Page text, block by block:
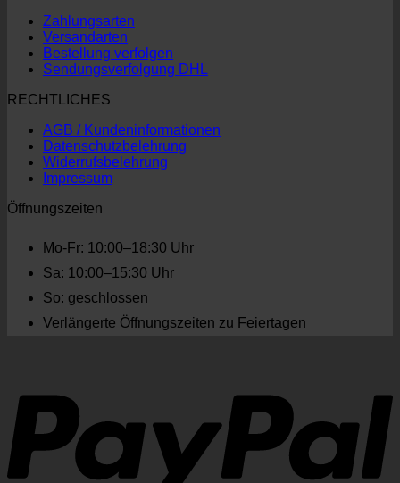
Zahlungsarten
Versandarten
Bestellung verfolgen
Sendungsverfolgung DHL
RECHTLICHES
AGB / Kundeninformationen
Datenschutzbelehrung
Widerrufsbelehrung
Impressum
Öffnungszeiten
Mo-Fr: 10:00–18:30 Uhr
Sa: 10:00–15:30 Uhr
So: geschlossen
Verlängerte Öffnungszeiten zu Feiertagen